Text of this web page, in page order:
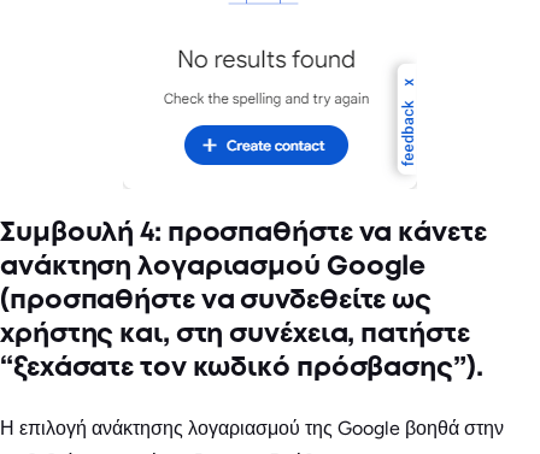
Συμβουλή 4: προσπαθήστε να κάνετε
ανάκτηση λογαριασμού Google
(προσπαθήστε να συνδεθείτε ως
χρήστης και, στη συνέχεια, πατήστε
“ξεχάσατε τον κωδικό πρόσβασης”).
Η επιλογή ανάκτησης λογαριασμού της Google βοηθά στην